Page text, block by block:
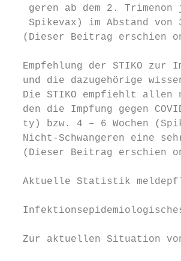
geren ab dem 2. Trimenon
Spikevax) im Abstand von
(Dieser Beitrag erschien
Empfehlung der STIKO zur
und die dazugehörige
Die STIKO empfiehlt allen
den die Impfung gegen
ty) bzw. 4 – 6 Wochen
Nicht-Schwangeren eine
(Dieser Beitrag erschien
Aktuelle Statistik
Zur aktuellen Situation